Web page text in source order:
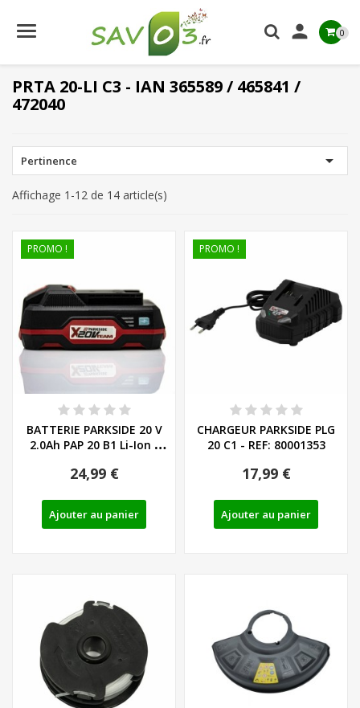
 0
PRTA 20-LI C3 - IAN 365589 / 465841 /
472040
Pertinence 
Affichage 1-12 de 14 article(s)
PROMO !
BATTERIE PARKSIDE 20 V
2.0Ah PAP 20 B1 Li-Ion -
24,99 €
Ajouter au panier
PROMO !
CHARGEUR PARKSIDE PLG
20 C1 - REF: 80001353
17,99 €
Ajouter au panier